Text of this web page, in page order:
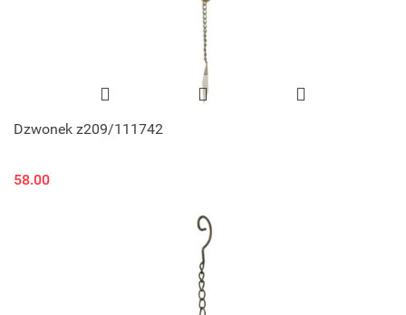
Dzwonek z209/111742
58.00